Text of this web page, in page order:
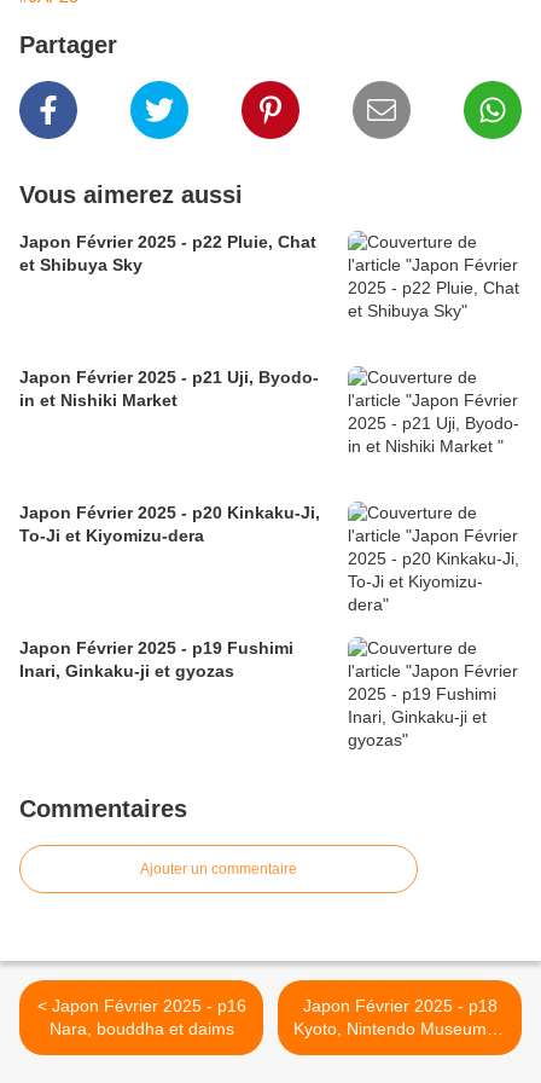
Partager
Vous aimerez aussi
Japon Février 2025 - p22 Pluie, Chat
et Shibuya Sky
Japon Février 2025 - p21 Uji, Byodo-
in et Nishiki Market
Japon Février 2025 - p20 Kinkaku-Ji,
To-Ji et Kiyomizu-dera
Japon Février 2025 - p19 Fushimi
Inari, Ginkaku-ji et gyozas
Commentaires
Ajouter un commentaire
< Japon Février 2025 - p16
Nara, bouddha et daims
Japon Février 2025 - p18
Kyoto, Nintendo Museum et
Gion >